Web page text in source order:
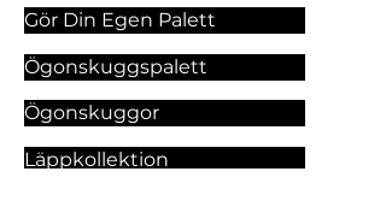
Gör Din Egen Palett
Ögonskuggspalett
Ögonskuggor
Läppkollektion